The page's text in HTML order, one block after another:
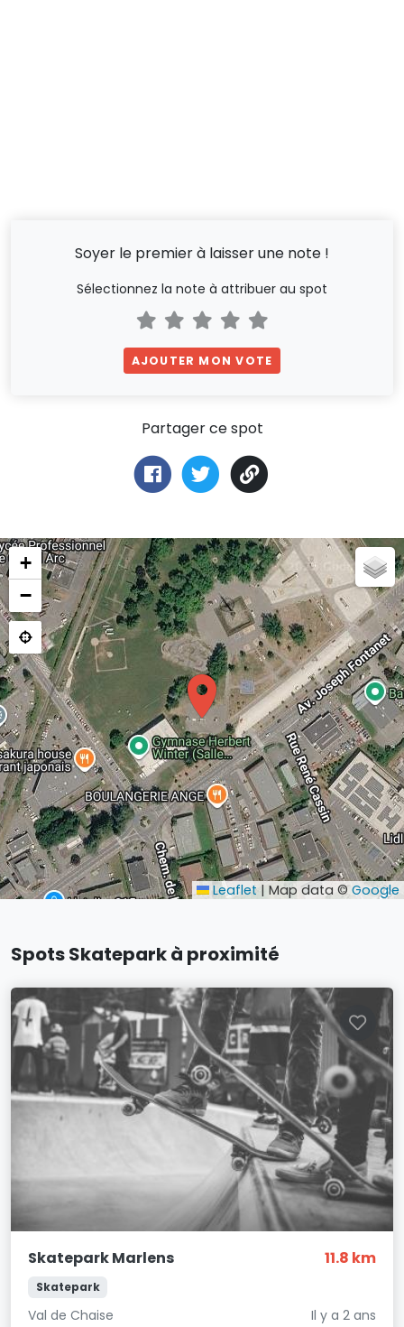
Soyer le premier à laisser une note !
Sélectionnez la note à attribuer au spot
AJOUTER MON VOTE
Partager ce spot
+
−
Leaflet | Map data ©Google
Spots Skatepark à proximité
Skatepark Marlens 11.8 km
Skatepark
Val de Chaise Il y a 2 ans